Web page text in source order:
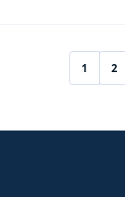
1
(current)
2